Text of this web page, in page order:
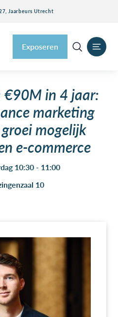
Jaarbeurs Utrecht
Exposeren
€90M in 4 jaar:
marketing
mogelijk
e-commerce
10:30 - 11:00
10